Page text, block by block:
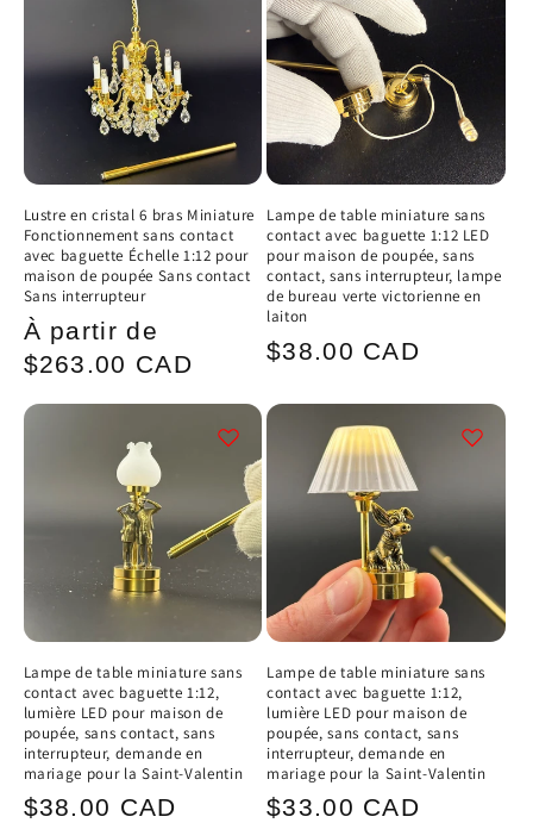
Lustre en cristal 6 bras Miniature
Fonctionnement sans contact
avec baguette Échelle 1:12 pour
maison de poupée Sans contact
Sans interrupteur
Prix
habituel
À partir de
$263.00 CAD
Lampe de table miniature sans
contact avec baguette 1:12 LED
pour maison de poupée, sans
contact, sans interrupteur, lampe
de bureau verte victorienne en
laiton
Prix
$38.00 CAD
Lampe de table miniature sans
contact avec baguette 1:12,
lumière LED pour maison de
poupée, sans contact, sans
interrupteur, demande en
mariage pour la Saint-Valentin
Prix
$38.00 CAD
Lampe de table miniature sans
contact avec baguette 1:12,
lumière LED pour maison de
poupée, sans contact, sans
interrupteur, demande en
mariage pour la Saint-Valentin
Prix
$33.00 CAD